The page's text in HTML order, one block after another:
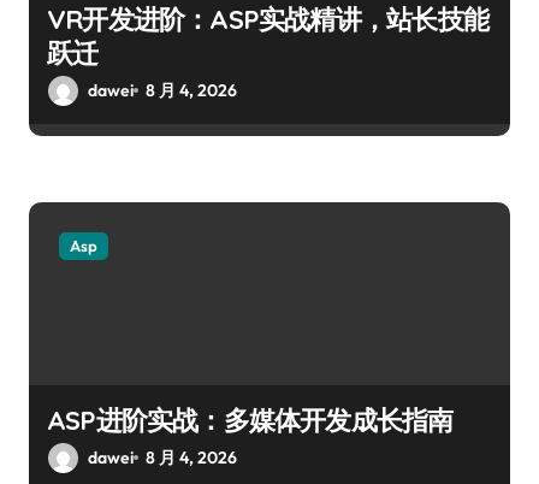
VR开发进阶：ASP实战精讲，站长技能
跃迁
dawei 8 月 4, 2026
Asp
ASP进阶实战：多媒体开发成长指南
dawei 8 月 4, 2026